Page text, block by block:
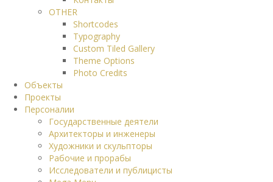
OTHER
Shortcodes
Typography
Custom Tiled Gallery
Theme Options
Photo Credits
Объекты
Проекты
Персоналии
Государственные деятели
Архитекторы и инженеры
Художники и скульпторы
Рабочие и прорабы
Исследователи и публицисты